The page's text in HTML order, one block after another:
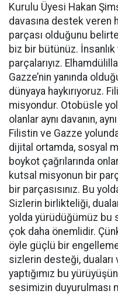
Kurulu Üyesi Hakan
davasına destek veren
parçası olduğunu
biz bir bütünüz.
parçalarıyız.
Gazze’nin yanında
dünyaya haykırıyoruz.
misyondur. Otobüsle
olanlar aynı davanın,
Filistin ve Gazze
dijital ortamda, sosyal
boykot çağrılarında
kutsal misyonun bir
bir parçasısınız. Bu
Sizlerin birlikteliği,
yolda yürüdüğümüz bu
çok daha önemlidir.
öyle güçlü bir
sizlerin desteği, duaları
yaptığımız bu
sesimizin duyurulması